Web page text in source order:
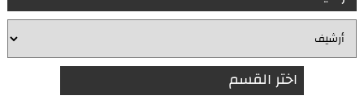
اختر القسم